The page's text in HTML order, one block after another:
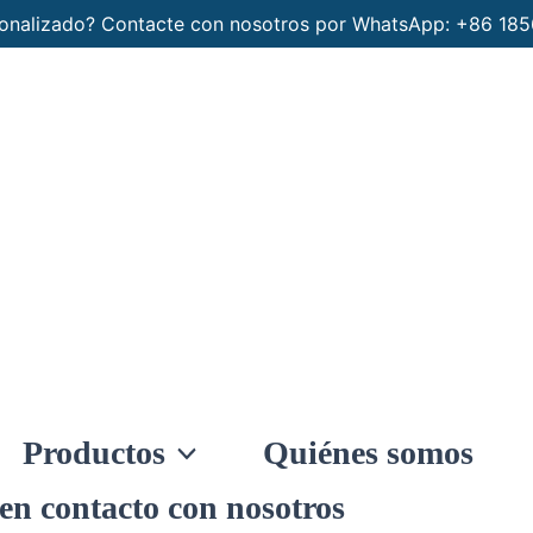
Contacte con nosotros por WhatsApp: +86
Productos Quiénes somos
contacto con nosotros